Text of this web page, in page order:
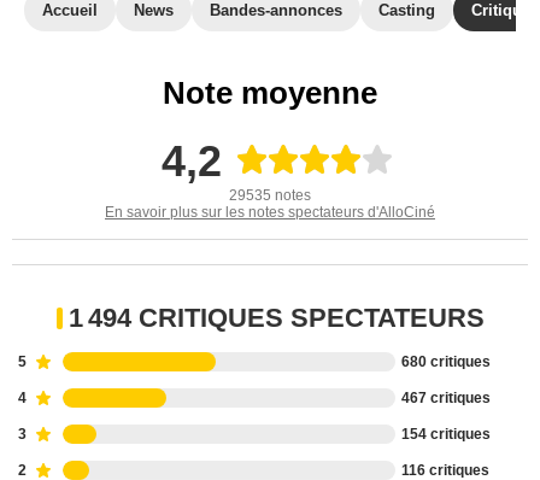
Accueil News Bandes-annonces Casting
Note moyenne
4,2
29535 notes
En savoir plus sur les notes spectateurs d'AlloCiné
1 494 CRITIQUES SPECTATEURS
5 680 critiques
4 467 critiques
3 154 critiques
2 116 critiques